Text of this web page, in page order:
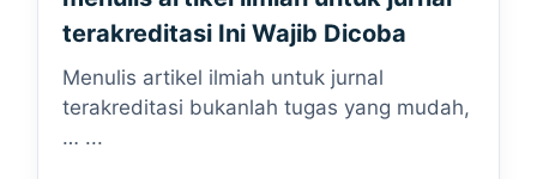
terakreditasi Ini Wajib Dicoba
Menulis artikel ilmiah untuk jurnal
terakreditasi bukanlah tugas yang mudah,
… ...